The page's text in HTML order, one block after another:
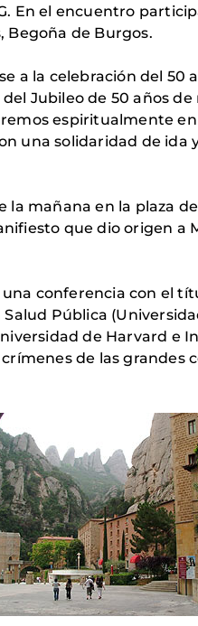
En el encuentro
Begoña de Burgos.
a la celebración del 50
Jubileo de 50 años
espiritualmente
una solidaridad de
mañana en la plaza
que dio origen a
conferencia con el
Pública
de Harvard e
de las grandes